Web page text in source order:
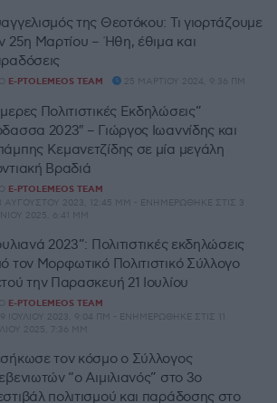
της Θεοτόκου: Τι γιορτάζουμε
25η Μαρτίου – Ήθη, έθιμα και
E-PTOLEMEOS TEAM 25 ΜΑΡΤΊΟΥ 2024, 9:36 ΠΜ
Πολιτιστικές Εκδηλώσεις”
2023″ – Γιώργος Ιωαννίδης και
Κεμανετζίδης σε μία μεγάλη
Βραδιά
E-PTOLEMEOS TEAM
3 ΑΥΓΟΎΣΤΟΥ 2023, 12:45 ΜΜ - ΕΝΗΜΕΡΏΘΗΚΕ ΣΤΙΣ 3
2025, 6:41 ΜΜ
2023”: Πολιτιστικές εκδηλώσεις
τον Μορφωτικό Πολιτιστικό Σύλλογο
την Παρασκευή 21 Ιουλίου
E-PTOLEMEOS TEAM
19 ΙΟΥΛΊΟΥ 2023, 9:04 ΠΜ - ΕΝΗΜΕΡΏΘΗΚΕ ΣΤΙΣ 11
2025, 7:36 ΜΜ
τον κόσμο ο Σύλλογος
“ο Αιμιλιανός” στο 3ο
πολιτισμού και παράδοσης στο